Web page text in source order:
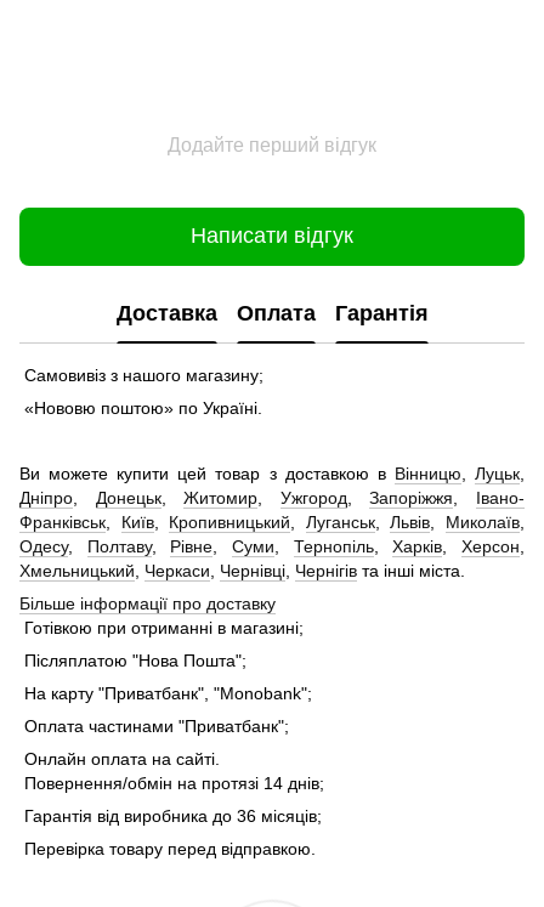
Додайте перший відгук
Написати відгук
Доставка Оплата Гарантія
Самовивіз з нашого магазину;
«Нововю поштою» по Україні.
Ви можете купити цей товар з доставкою в Вінницю ,Луцьк
Дніпро
Донецьк,Житомир Ужгород ,Запоріжжя
Івано-
Франківськ
Київ, Кропивницький Луганськ,Львів Миколаїв
Одесу, Полтаву, Рівне ,Суми Тернопіль,Харків ,Херсон
Хмельницький
Черкаси Чернівці Чернігів та інші міста.
Більше інформації про доставку
Готівкою при отриманні в магазині;
Післяплатою "Нова Пошта";
На карту "Приватбанк", "Monobank";
Оплата частинами "Приватбанк";
Онлайн оплата на сайті.
Повернення/обмін на протязі 14 днів;
Гарантія від виробника до 36 місяців;
Перевірка товару перед відправкою.